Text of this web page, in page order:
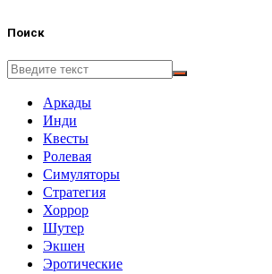
Поиск
Аркады
Инди
Квесты
Ролевая
Симуляторы
Стратегия
Хоррор
Шутер
Экшен
Эротические